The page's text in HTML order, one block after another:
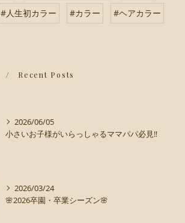
#人生初カラー #カラー #ヘアカラー
Recent Posts
2026/06/05
小さいお子様がいらっしゃるママパパ必見‼️
2026/03/24
🌸2026卒園・卒業シーズン🌸